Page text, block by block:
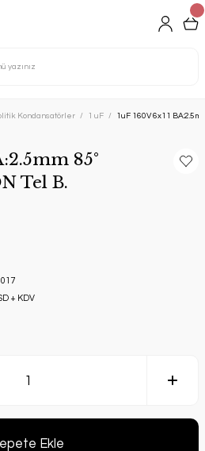
Kondansatörler 1 uF 1uF 160V 6x11
85°
Tel B.
+ KDV
Ekle